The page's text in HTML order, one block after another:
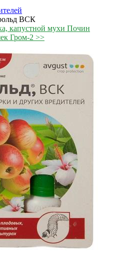
ВСК
капустной мухи Почин
Гром-2 >>